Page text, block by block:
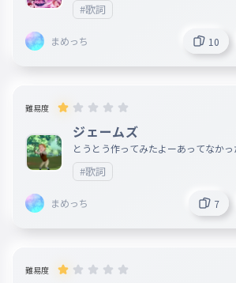
#歌詞
まめっち 10
難易度
ジェームズ
とうとう作ってみたよーあってなか
てできれば続きも教えて（できれば）
たし怖いと思っちゃうんだよね やって
#歌詞
まめっち 7
難易度